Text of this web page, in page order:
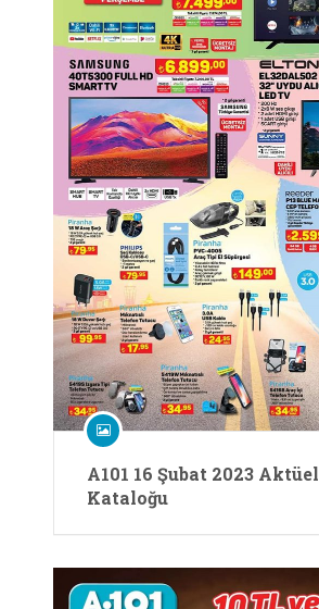
A101 16 Şubat 2023 Aktüel
Kataloğu